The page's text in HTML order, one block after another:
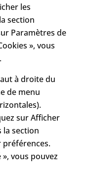
les
section
Paramètres de
», vous
à droite du
de menu
sur Afficher
la section
préférences.
vous pouvez